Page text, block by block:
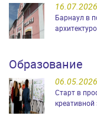
16.07.2026
Барнаул в
Образование
06.05.2026
Старт в